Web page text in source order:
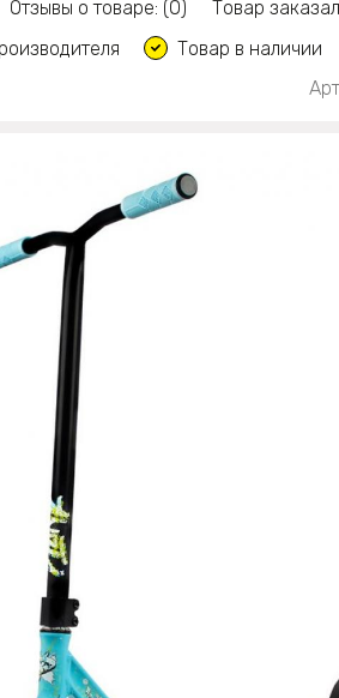
Отзывы о товаре: (0)
Товар
Товар в наличии